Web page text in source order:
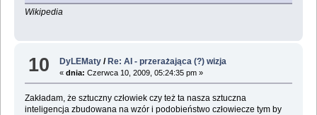
Wikipedia
10 DyLEMaty /Re: AI - przerażająca (?) wizja
«dnia: Czerwca 10, 2009, 05:24:35 pm »
Zakładam, że sztuczny człowiek czy też ta nasza sztuczna
inteligencja zbudowana na wzór i podobieństwo człowiecze tym by